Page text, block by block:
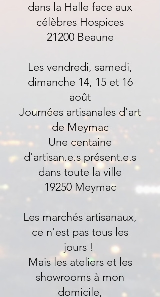
dans la Halle face aux
célèbres Hospices
21200 Beaune
Les vendredi, samedi,
dimanche 14, 15 et 16
août
Journées artisanales d'art
de Meymac
Une centaine
d'artisan.e.s présent.e.s
dans toute la ville
19250 Meymac
Les marchés artisanaux,
ce n'est pas tous les
jours !
Mais les ateliers et les
showrooms à mon
domicile,